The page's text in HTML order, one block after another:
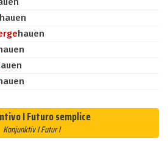
hauen
gehauen
I Futuro semplice
Konjunktiv I Futur I